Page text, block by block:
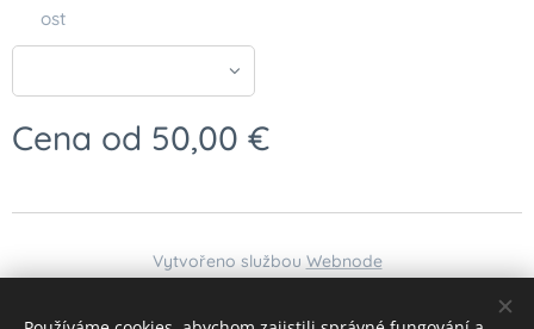
ost
Cena od 50,00 €
Vytvořeno službou Webnode